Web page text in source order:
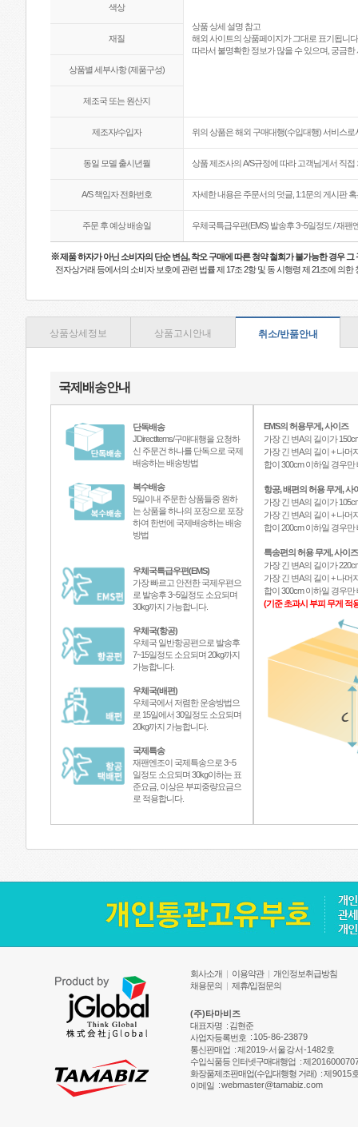
상품 상세 설명 참고
해외 사이트의 상품페이지가 그대로 표기됩니
따라서 불명확한 정보가 많을 수 있으며, 궁금
색상
재질
상품별 세부사항 (제품구성)
제조국 또는 원산지
제조자/수입자 위의 상품은 해외 구매대행(수입대행) 서비스로
동일 모델 출시년월 상품 제조사의 A/S규정에 따라 고객님게서 직접
A/S 책임자 전화번호 자세한 내용은 주문서의 덧글, 1:1문의 게시판
주문 후 예상 배송일 우체국특급우편(EMS) 발송후 3~5일정도 / 재
※제품 하자가 아닌 소비자의 단순 변심, 착오 구매에 따른 청약 철회가 불가능한 경우 그
전자상거래 등에서의 소비자 보호에 관련 법률 제 17조 2항 및 동 시행령 제 21조에 의
상품상세정보 상품고시안내 취소/반품안내
국제배송안내
단독배송
JDirectItems/구매대행을 요청하
신 주문건 하나를 단독으로 국제
배송하는 배송방법
복수배송
5일이내 주문한 상품들중 원하
는 상품을 하나의 포장으로 포장
하여 한번에 국제배송하는 배송
방법
우체국특급우편(EMS)
가장 빠르고 안전한 국제우편으
로 발송후 3~5일정도 소요되며
30kg까지 가능합니다.
우체국(항공)
우체국 일반항공편으로 발송후
7~15일정도 소요되며 20kg까지
가능합니다.
우체국(배편)
우체국에서 저렴한 운송방법으
로 15일에서 30일정도 소요되며
20kg까지 가능합니다.
국제특송
재팬엔조이 국제특송으로 3~5
일정도 소요되며 30kg이하는 표
준요금, 이상은 부피중량요금으
로 적용합니다.
EMS의 허용무게, 사이즈
가장 긴 변A의 길이가
가장 긴 변A의 길이 + 나머
합이 300cm 이하일 경우만
항공, 배편의 허용 무게, 사
가장 긴 변A의 길이가
가장 긴 변A의 길이 + 나머
합이 200cm 이하일 경우만
특송편의 허용 무게, 사이즈
가장 긴 변A의 길이가
가장 긴 변A의 길이 + 나머
합이 300cm 이하일 경우만
(기준 초과시 부피 무게 적
회사소개 | 이용약관 | 개인정보취급방침
채용문의 | 제휴/입점문의
(주)타마비즈
대표자명 : 김현준
사업자등록번호 : 105-86-23879
통신판매업 :제2019-서울강서-1482호
수입식품등 인터넷구매대행업 :제
화장품제조판매업(수입대행형 거래) :제9015
이메일 :webmaster@tamabiz.com